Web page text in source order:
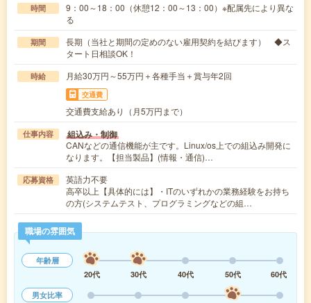
時間
9：00～18：00（休憩12：00～13：00）※配属先により異な
る
期間
長期（当社と期間の定めのない雇用契約を結びます） ◆ス
タート日相談OK！
時給 月給30万円～55万円＋各種手当＋賞与年2回
交通費
交通費支給あり（月5万円まで）
仕事内容 組込み・制御
CANなどの通信機能が主です。Linux/os上での組込み開発に
なります。【担当製品】(情報・通信)…
応募資格
英語力不要
高卒以上【具体的には】・ITのいずれかの業務経験をお持ち
の方(システムテスト、プログラミングなどの組…
職場の雰囲気
年齢層
20代
30代 40代 50代
60代
男女比率